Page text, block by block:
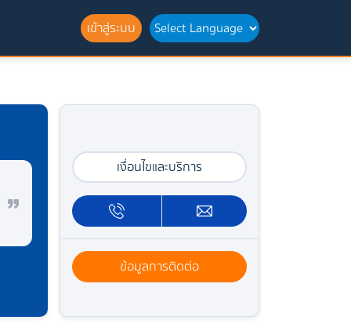
เข้าสู่ระบบ
เงื่อนไขและบริการ
ข้อมูลการติดต่อ